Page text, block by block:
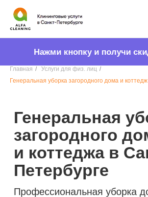
Нажми кнопку и получи скидку 5000₽
Главная / Услуги для физ. лиц /
Генеральная уборка загородного дома и коттедж
Профессиональная уборка домов,
коттеджей и загородных участков в СПб.
Генеральная уборка, клининговые услуги
для частных домов и дач. Услуги
по доступным ценам.
Генеральная уборка
и коттеджа в Санкт-
Петербурге
Узнать стоимость